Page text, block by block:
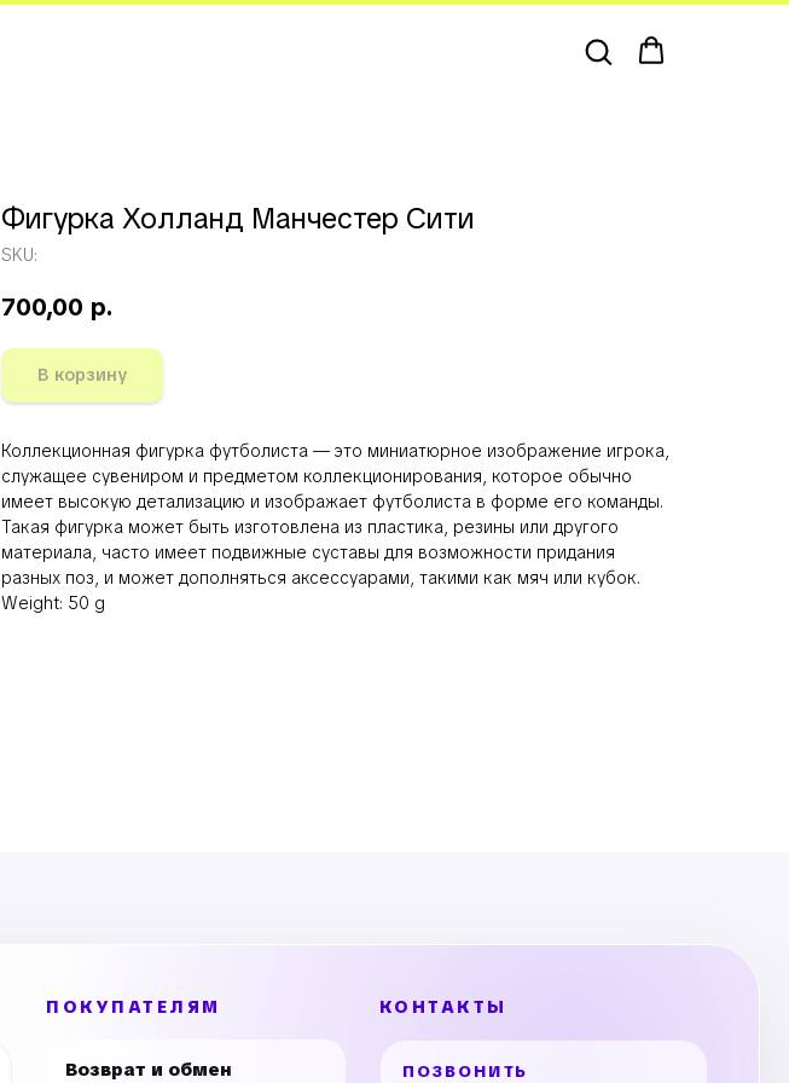
Фигурка Холланд Манчестер Сити
SKU:
700,00 р.
В корзину
Коллекционная фигурка футболиста — это миниатюрное изображение игрока,
служащее сувениром и предметом коллекционирования, которое обычно
имеет высокую детализацию и изображает футболиста в форме его команды.
Такая фигурка может быть изготовлена из пластика, резины или другого
материала, часто имеет подвижные суставы для возможности придания
разных поз, и может дополняться аксессуарами, такими как мяч или кубок.
Weight: 50 g
ПОКУПАТЕЛЯМ
Возврат и обмен
КОНТАКТЫ
ПОЗВОНИТЬ